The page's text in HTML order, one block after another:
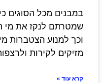
במבנים מכל הסוגים
שמטרתם לנקז את מי
וכך למנוע הצטברות
מזיקים לקירות
קרא עוד »